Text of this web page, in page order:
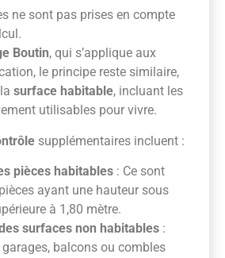
ne sont pas prises en compte
Boutin, qui s’applique aux
le principe reste similaire,
surface habitable, incluant les
utilisables pour vivre.
supplémentaires incluent :
pièces habitables : Ce sont
ayant une hauteur sous
à 1,80 mètre.
surfaces non habitables :
garages, balcons ou combles